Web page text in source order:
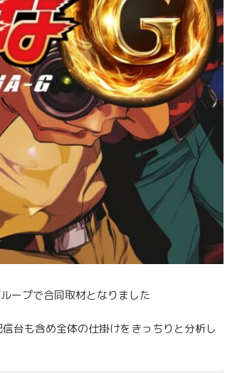
ープで合同取材となりました
台も含め全体の仕掛けをきっちりと分析し